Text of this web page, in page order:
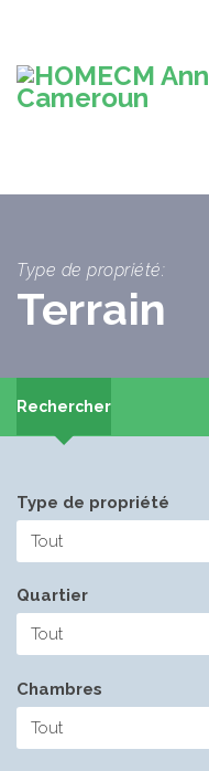
Type de propriété:
Terrain
Rechercher
Type de propriété
Quartier
Chambres